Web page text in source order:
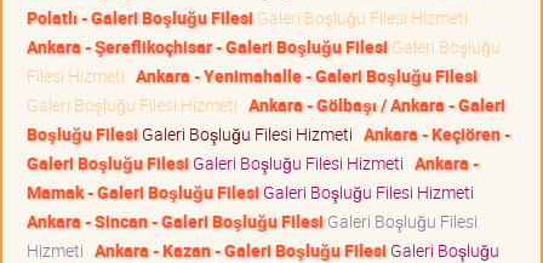
Polatlı - Galeri Boşluğu Filesi Galeri Boşluğu Filesi Hizmeti
Ankara - Şereflikoçhisar - Galeri Boşluğu Filesi Galeri Boşluğu
Filesi Hizmeti Ankara - Yenimahalle - Galeri Boşluğu Filesi
Galeri Boşluğu Filesi Hizmeti Ankara - Gölbaşı / Ankara - Galeri
Boşluğu Filesi Galeri Boşluğu Filesi Hizmeti Ankara - Keçiören -
Galeri Boşluğu Filesi Galeri Boşluğu Filesi Hizmeti Ankara -
Mamak - Galeri Boşluğu Filesi Galeri Boşluğu Filesi Hizmeti
Ankara - Sincan - Galeri Boşluğu Filesi Galeri Boşluğu Filesi
Hizmeti Ankara - Kazan - Galeri Boşluğu Filesi Galeri Boşluğu